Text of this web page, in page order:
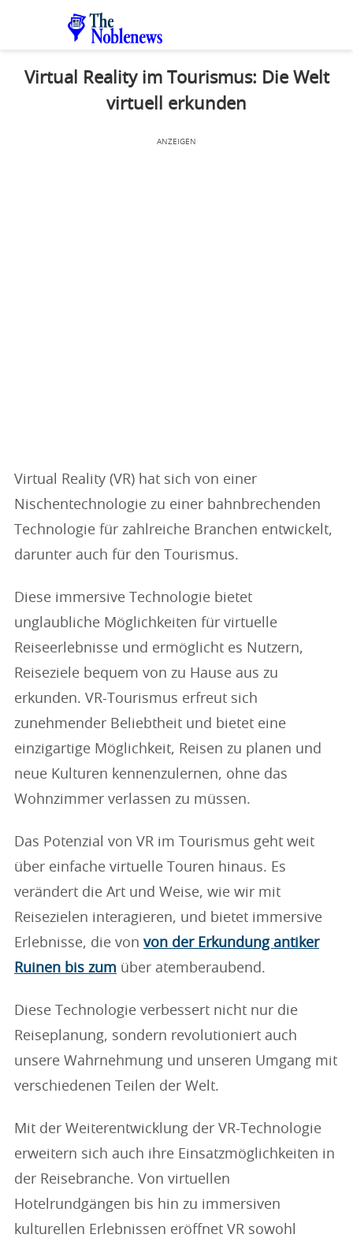
Virtual Reality im Tourismus: Die Welt
virtuell erkunden
ANZEIGEN
Virtual Reality (VR) hat sich von einer
Nischentechnologie zu einer bahnbrechenden
Technologie für zahlreiche Branchen entwickelt,
darunter auch für den Tourismus.
Diese immersive Technologie bietet
unglaubliche Möglichkeiten für virtuelle
Reiseerlebnisse und ermöglicht es Nutzern,
Reiseziele bequem von zu Hause aus zu
erkunden. VR-Tourismus erfreut sich
zunehmender Beliebtheit und bietet eine
einzigartige Möglichkeit, Reisen zu planen und
neue Kulturen kennenzulernen, ohne das
Wohnzimmer verlassen zu müssen.
Das Potenzial von VR im Tourismus geht weit
über einfache virtuelle Touren hinaus. Es
verändert die Art und Weise, wie wir mit
Reisezielen interagieren, und bietet immersive
Erlebnisse, die von von der Erkundung antiker
Ruinen bis zum über atemberaubend.
Diese Technologie verbessert nicht nur die
Reiseplanung, sondern revolutioniert auch
unsere Wahrnehmung und unseren Umgang mit
verschiedenen Teilen der Welt.
Mit der Weiterentwicklung der VR-Technologie
erweitern sich auch ihre Einsatzmöglichkeiten in
der Reisebranche. Von virtuellen
Hotelrundgängen bis hin zu immersiven
kulturellen Erlebnissen eröffnet VR sowohl